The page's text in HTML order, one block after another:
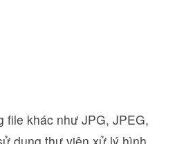
file khác như JPG, JPEG,
dụng thư viện xử lý hình